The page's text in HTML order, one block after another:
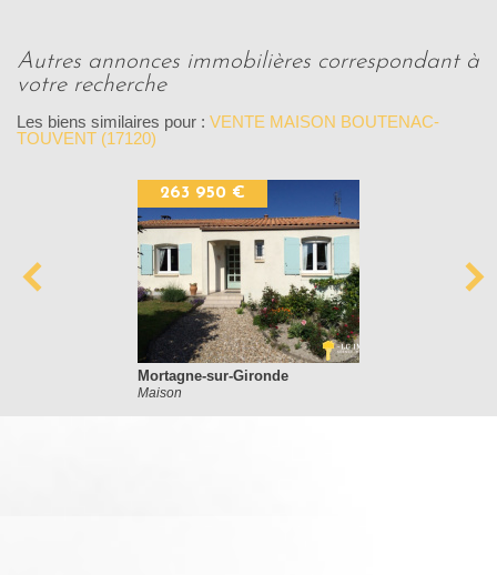
autres annonces immobilières correspondant à
votre recherche
Les biens similaires pour : VENTE MAISON BOUTENAC-
TOUVENT (17120)
263 950 €
Mortagne-sur-Gironde
Maison